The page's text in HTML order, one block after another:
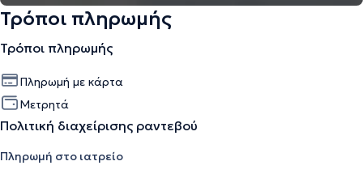
Τρόποι πληρωμής
Τρόποι πληρωμής
Πληρωμή με κάρτα
Μετρητά
Πολιτική διαχείρισης ραντεβού
Πληρωμή στο ιατρείο